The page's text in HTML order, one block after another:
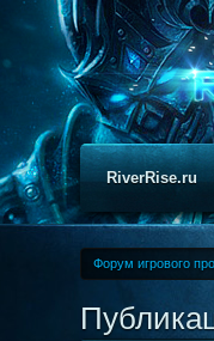
RiverRise.ru
Форум игрового